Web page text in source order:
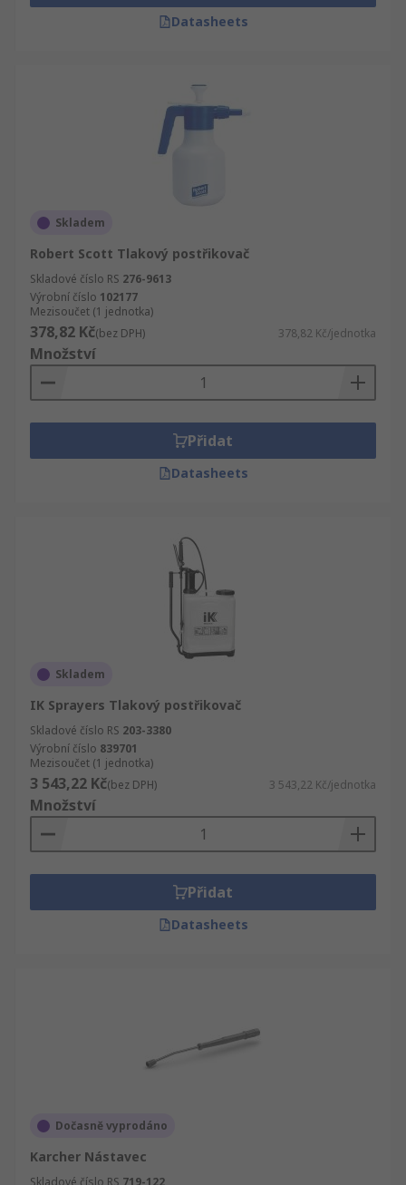
Datasheets
Skladem
Robert Scott Tlakový postřikovač
Skladové číslo RS 276-9613
Výrobní číslo 102177
Mezisoučet (1 jednotka)
378,82 Kč(bez DPH) 378,82 Kč/jednotka
Množství
Přidat
Datasheets
Skladem
IK Sprayers Tlakový postřikovač
Skladové číslo RS 203-3380
Výrobní číslo 839701
Mezisoučet (1 jednotka)
3 543,22 Kč(bez DPH) 3 543,22 Kč/jednotka
Množství
Přidat
Datasheets
Dočasně vyprodáno
Karcher Nástavec
Skladové číslo RS 719-122